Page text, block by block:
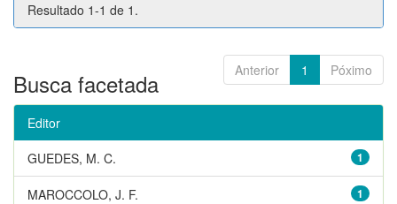
Resultado 1-1 de 1.
Anterior 1 Póximo
Busca facetada
Editor
1
GUEDES, M. C.
1
MAROCCOLO, J. F.